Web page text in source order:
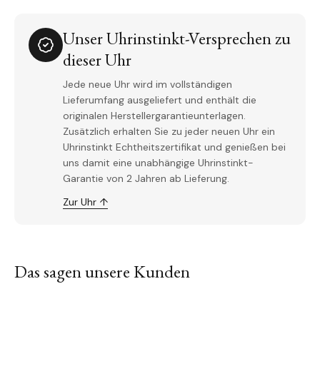
Unser Uhrinstinkt-Versprechen zu
dieser Uhr
Jede neue Uhr wird im vollständigen
Lieferumfang ausgeliefert und enthält die
originalen Herstellergarantieunterlagen.
Zusätzlich erhalten Sie zu jeder neuen Uhr ein
Uhrinstinkt Echtheitszertifikat und genießen bei
uns damit eine unabhängige Uhrinstinkt-
Garantie von 2 Jahren ab Lieferung.
Zur Uhr ↑
Das sagen unsere Kunden